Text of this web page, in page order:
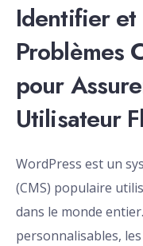
Identifier et
Problèmes
pour
Utilisateur
WordPress est un
(CMS) populaire
dans le monde
personnalisables,